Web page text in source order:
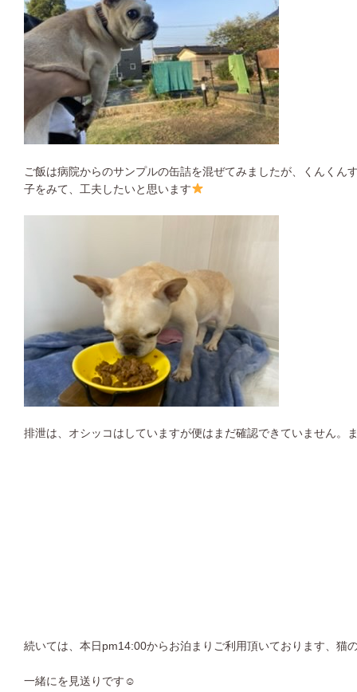
ご飯は病院からのサンプルの缶詰を混ぜてみましたが、くんくん
子をみて、工夫したいと思います
排泄は、オシッコはしていますが便はまだ確認できていません。
続いては、本日pm14:00からお泊まりご利用頂いております、猫
一緒にを見送りです☺︎